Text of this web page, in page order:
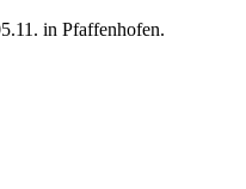
in Pfaffenhofen.